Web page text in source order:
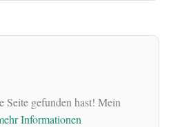
Seite gefunden hast! Mein
Informationen